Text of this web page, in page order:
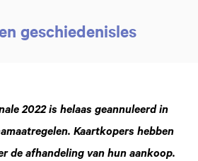
geschiedenisles
2022 is helaas geannuleerd in
Kaartkopers hebben
de afhandeling van hun aankoop.